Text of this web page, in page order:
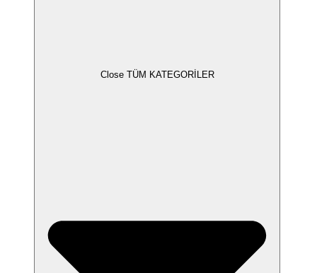
Close TÜM KATEGORİLER